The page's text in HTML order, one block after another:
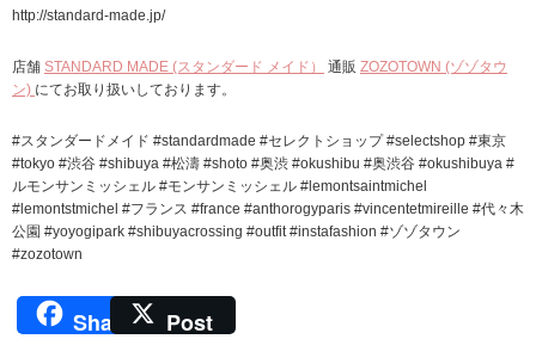
http://standard-made.jp/
店舗 STANDARD MADE (スタンダード メイド） 通販 ZOZOTOWN (ゾゾタウ
ン) にてお取り扱いしております。
#スタンダードメイド #standardmade #セレクトショップ #selectshop #東京
#tokyo #渋谷 #shibuya #松濤 #shoto #奥渋 #okushibu #奥渋谷 #okushibuya #
ルモンサンミッシェル #モンサンミッシェル #lemontsaintmichel
#lemontstmichel #フランス #france #anthorogyparis #vincentetmireille #代々木
公園 #yoyogipark #shibuyacrossing #outfit #instafashion #ゾゾタウン
#zozotown
Share Post